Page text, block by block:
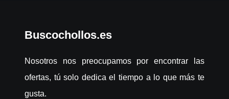
Buscochollos.es
Nosotros nos preocupamos por encontrar las
ofertas, tú solo dedica el tiempo a lo que más te
gusta.